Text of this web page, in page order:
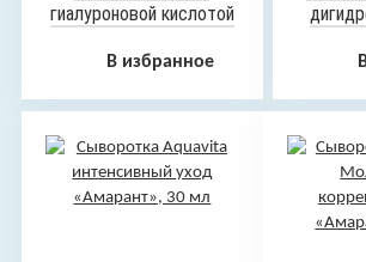
гиалуроновой кислотой
В избранное